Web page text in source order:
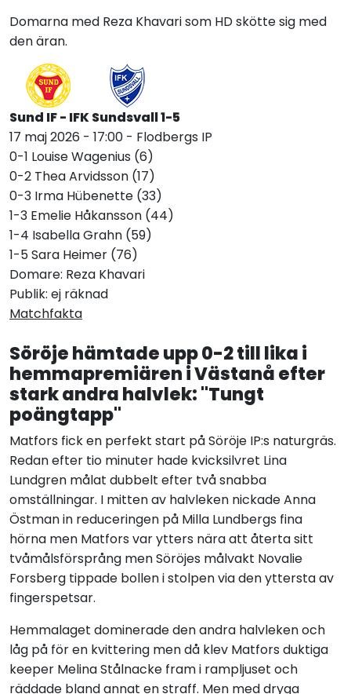
Domarna med Reza Khavari som HD skötte sig med
den äran.
Sund IF - IFK Sundsvall 1-5
17 maj 2026 - 17:00 - Flodbergs IP
0-1 Louise Wagenius (6)
0-2 Thea Arvidsson (17)
0-3 Irma Hübenette (33)
1-3 Emelie Håkansson (44)
1-4 Isabella Grahn (59)
1-5 Sara Heimer (76)
Domare: Reza Khavari
Publik: ej räknad
Matchfakta
Söröje hämtade upp 0-2 till lika i
hemmapremiären i Västanå efter
stark andra halvlek: "Tungt
poängtapp"
Matfors fick en perfekt start på Söröje IP:s naturgräs.
Redan efter tio minuter hade kvicksilvret Lina
Lundgren målat dubbelt efter två snabba
omställningar. I mitten av halvleken nickade Anna
Östman in reduceringen på Milla Lundbergs fina
hörna men Matfors var ytters nära att återta sitt
tvåmålsförsprång men Söröjes målvakt Novalie
Forsberg tippade bollen i stolpen via den yttersta av
fingerspetsar.
Hemmalaget dominerade den andra halvleken och
låg på för en kvittering men då klev Matfors duktiga
keeper Melina Stålnacke fram i rampljuset och
räddade bland annat en straff. Men med dryga